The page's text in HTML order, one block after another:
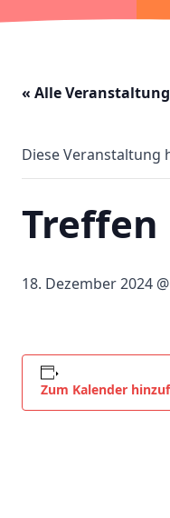
« Alle
Diese Veranstaltung
18. Dezember 2024
Zum Kalender